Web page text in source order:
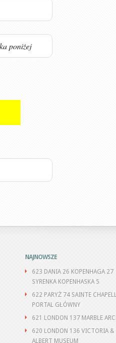
NAJNOWSZE
623 DANIA 26 KOPENHAGA 27
SYRENKA KOPENHASKA 5
622 PARYŻ 74 SAINTE
PORTAL GŁÓWNY
621 LONDON 137 MARBLE
620 LONDON 136 VICTORIA &
ALBERT MUSEUM